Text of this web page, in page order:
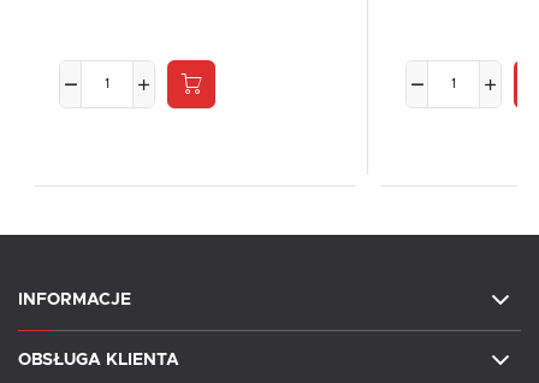
INFORMACJE
OBSŁUGA KLIENTA